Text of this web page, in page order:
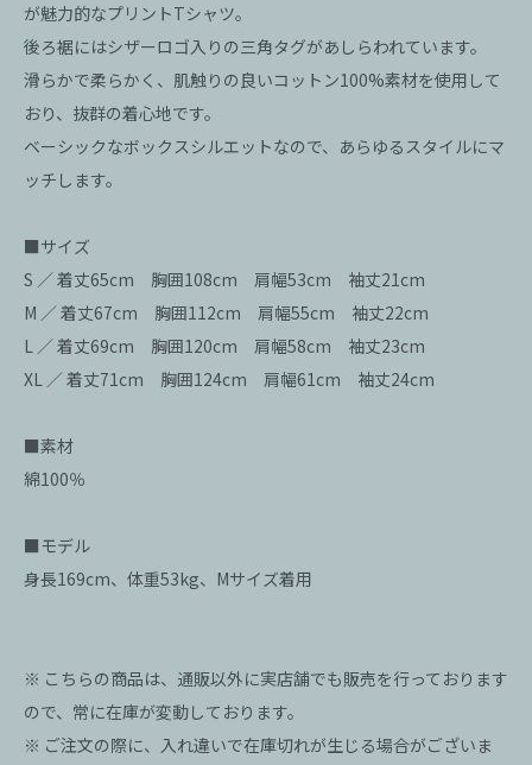
が魅力的なプリントTシャツ。
後ろ裾にはシザーロゴ入りの三角タグがあしらわれています。
滑らかで柔らかく、肌触りの良いコットン100%素材を使用して
おり、抜群の着心地です。
ベーシックなボックスシルエットなので、あらゆるスタイルにマ
ッチします。
■サイズ
S ／ 着丈65cm 胸囲108cm 肩幅53cm 袖丈21cm
M ／ 着丈67cm 胸囲112cm 肩幅55cm 袖丈22cm
L ／ 着丈69cm 胸囲120cm 肩幅58cm 袖丈23cm
XL ／ 着丈71cm 胸囲124cm 肩幅61cm 袖丈24cm
■素材
綿100％
■モデル
身長169cm、体重53kg、Mサイズ着用
※ こちらの商品は、通販以外に実店舗でも販売を行っております
ので、常に在庫が変動しております。
※ ご注文の際に、入れ違いで在庫切れが生じる場合がございま